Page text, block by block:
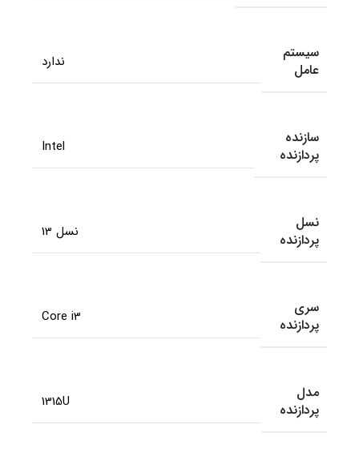
سیستم
عامل
ندارد
سازنده
پردازنده
Intel
نسل
پردازنده
نسل 13
سری
پردازنده
Core i3
مدل
پردازنده
1315U